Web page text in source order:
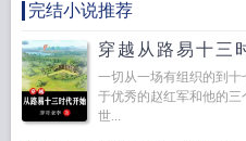
完结小说推荐
穿越从路易十三
一切从一场有组织的到
于优秀的赵红军和他的
世...